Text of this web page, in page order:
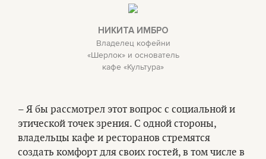
НИКИТА ИМБРО
Владелец кофейни
«Шерлок» и основатель
кафе «Культура»
– Я бы рассмотрел этот вопрос с социальной и
этической точек зрения. С одной стороны,
владельцы кафе и ресторанов стремятся
создать комфорт для своих гостей, в том числе в